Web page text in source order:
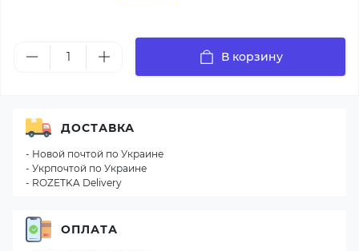
В корзину
ДОСТАВКА
- Новой почтой по Украине
- Укрпочтой по Украине
- ROZETKA Delivery
ОПЛАТА